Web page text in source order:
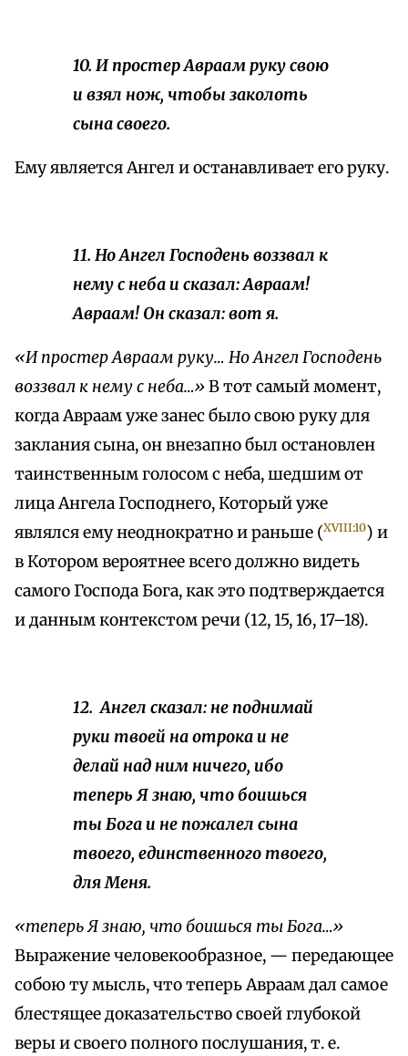
10. И простер Авраам руку свою
и взял нож, чтобы заколоть
сына своего.
Ему является Ангел и останавливает его руку.
11. Но Ангел Господень воззвал к
нему с неба и сказал: Авраам!
Авраам! Он сказал: вот я.
«И простер Авраам руку… Но Ангел Господень
воззвал к нему с неба…» В тот самый момент,
когда Авраам уже занес было свою руку для
заклания сына, он внезапно был остановлен
таинственным голосом с неба, шедшим от
лица Ангела Господнего, Который уже
являлся ему неоднократно и раньше (XVIII:10) и
в Котором вероятнее всего должно видеть
самого Господа Бога, как это подтверждается
и данным контекстом речи (12, 15, 16, 17–18).
12. Ангел сказал: не поднимай
руки твоей на отрока и не
делай над ним ничего, ибо
теперь Я знаю, что боишься
ты Бога и не пожалел сына
твоего, единственного твоего,
для Меня.
«теперь Я знаю, что боишься ты Бога…»
Выражение человекообразное, — передающее
собою ту мысль, что теперь Авраам дал самое
блестящее доказательство своей глубокой
веры и своего полного послушания, т. е.